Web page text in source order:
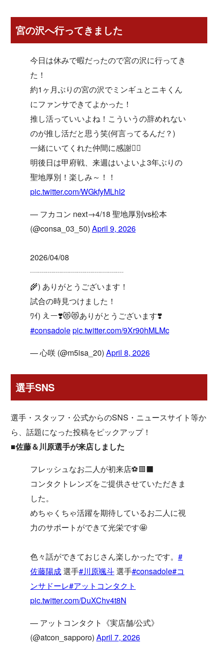
宮の沢へ行ってきました
今日は休みで暇だったので宮の沢に行ってき
た！
約1ヶ月ぶりの宮の沢でミンギュとニキくん
にファンサできてよかった！
推し活っていいよね！こういうの辞めれない
のが推し活だと思う笑(何言ってるんだ？)
一緒にいてくれた仲間に感謝🙇‍♂️
明後日は甲府戦、来週はいよいよ3年ぶりの
聖地厚別！楽しみ～！！
pic.twitter.com/WGkfyMLhI2
— フカコン next→4/18 聖地厚別vs松本
(@consa_03_50) April 9, 2026
2026/04/08
┈┈┈┈┈┈┈┈┈┈┈┈
🌾) ありがとうございます！
試合の時見つけました！
ﾜｲ) えー❣️😻😻ありがとうございます❣️
#consadolepic.twitter.com/9Xr90hMLMc
— 心咲 (@m5isa_20) April 8, 2026
選手SNS
選手・スタッフ・公式からのSNS・ニュースサイト等か
ら、話題になった投稿をピックアップ！
■佐藤＆川原選手が来店しました
フレッシュなお二人が初来店⚽️🟥⬛️
コンタクトレンズをご提供させていただきま
した。
めちゃくちゃ活躍を期待しているお二人に視
力のサポートができて光栄です🤩
色々話ができておじさん楽しかったです。 #
佐藤陽成選手#川原颯斗選手#consadole#コ
ンサドーレ#アットコンタクト
pic.twitter.com/DuXChv4t8N
— アットコンタクト《実店舗/公式》
(@atcon_sapporo) April 7, 2026